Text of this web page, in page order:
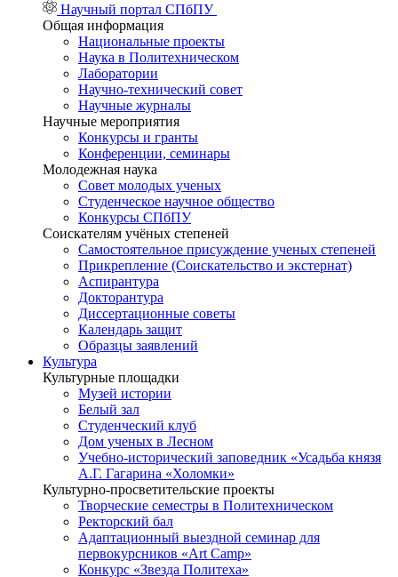
Научный портал СПбПУ
Общая информация
Национальные проекты
Наука в Политехническом
Лаборатории
Научно-технический совет
Научные журналы
Научные мероприятия
Конкурсы и гранты
Конференции, семинары
Молодежная наука
Совет молодых ученых
Студенческое научное общество
Конкурсы СПбПУ
Соискателям учёных степеней
Самостоятельное присуждение ученых степеней
Прикрепление (Соискательство и экстернат)
Аспирантура
Докторантура
Диссертационные советы
Календарь защит
Образцы заявлений
Культура
Культурные площадки
Музей истории
Белый зал
Студенческий клуб
Дом ученых в Лесном
Учебно-исторический заповедник «Усадьба князя
А.Г. Гагарина «Холомки»
Культурно-просветительские проекты
Творческие семестры в Политехническом
Ректорский бал
Адаптационный выездной семинар для
первокурсников «Art Camp»
Конкурс «Звезда Политеха»